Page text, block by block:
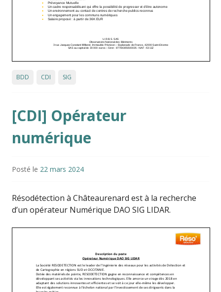
BDD CDI SIG
[CDI] Opérateur
numérique
Posté le 22 mars 2024
Résodétection à Châteaurenard est à la recherche
d’un opérateur Numérique DAO SIG LIDAR.